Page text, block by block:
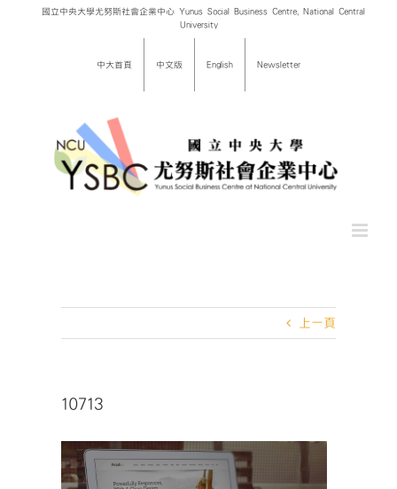
國立中央大學尤努斯社會企業中心 Yunus Social Business Centre, National Central
University
中大首頁 中文版 English Newsletter
上一頁
10713